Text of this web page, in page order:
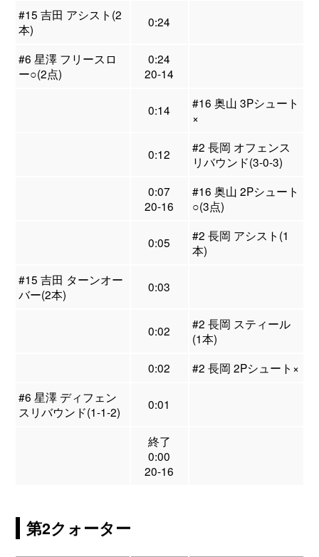
#15 吉田 アシスト(2
本)
0:24
#6 星澤 フリースロ
ー○(2点)
0:24
20-14
0:14
#16 奥山 3Pシュート
×
0:12
#2 長岡 オフェンス
リバウンド(3-0-3)
0:07
20-16
#16 奥山 2Pシュート
○(3点)
0:05
#2 長岡 アシスト(1
本)
#15 吉田 ターンオー
バー(2本)
0:03
0:02
#2 長岡 スティール
(1本)
0:02
#2 長岡 2Pシュート×
#6 星澤 ディフェン
スリバウンド(1-1-2)
0:01
終了
0:00
20-16
第2クォーター